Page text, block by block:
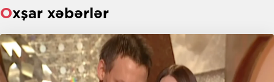
Oxşar xəbərlər